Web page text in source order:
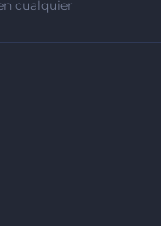
cualquier